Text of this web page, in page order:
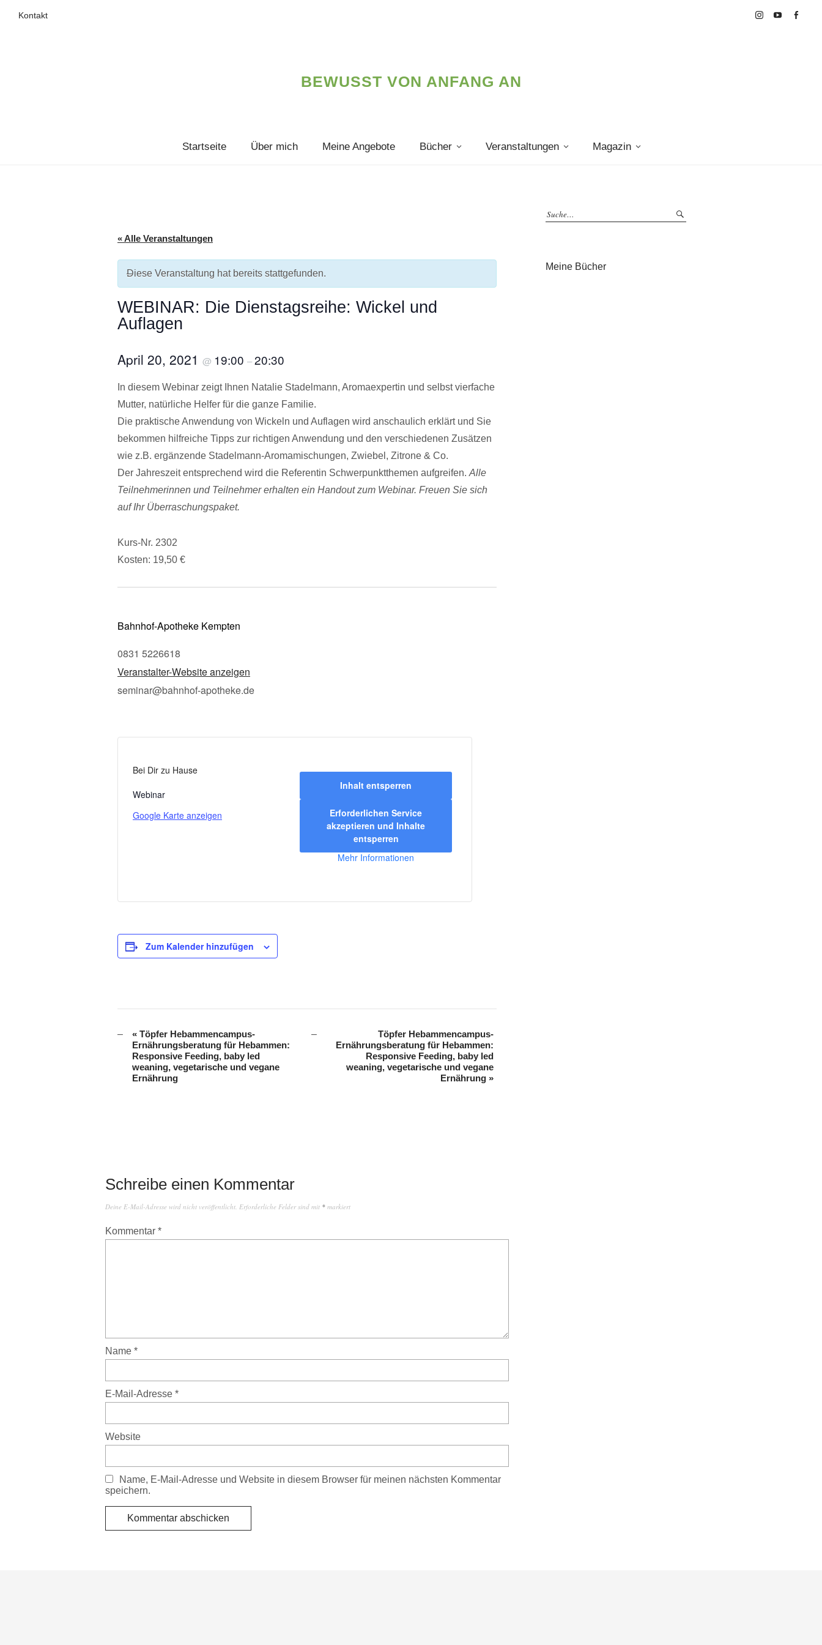
Kontakt
BEWUSST VON ANFANG AN
Startseite Über mich Meine Angebote Bücher Veranstaltungen Magazin
« Alle Veranstaltungen
Diese Veranstaltung hat bereits stattgefunden.
WEBINAR: Die Dienstagsreihe: Wickel und
Auflagen
April 20, 2021 @ 19:00 –20:30
In diesem Webinar zeigt Ihnen Natalie Stadelmann, Aromaexpertin und selbst vierfache
Mutter, natürliche Helfer für die ganze Familie.
Die praktische Anwendung von Wickeln und Auflagen wird anschaulich erklärt und Sie
bekommen hilfreiche Tipps zur richtigen Anwendung und den verschiedenen Zusätzen
wie z.B. ergänzende Stadelmann-Aromamischungen, Zwiebel, Zitrone & Co.
Der Jahreszeit entsprechend wird die Referentin Schwerpunktthemen aufgreifen. Alle
Teilnehmerinnen und Teilnehmer erhalten ein Handout zum Webinar. Freuen Sie sich
auf Ihr Überraschungspaket.
Kurs-Nr. 2302
Kosten: 19,50 €
Bahnhof-Apotheke Kempten
0831 5226618
Veranstalter-Website anzeigen
seminar@bahnhof-apotheke.de
Bei Dir zu Hause
Webinar
Google Karte anzeigen
Inhalt entsperren
Erforderlichen Service
akzeptieren und Inhalte
entsperren
Mehr Informationen
Zum Kalender hinzufügen
Veranstaltung-
Navigation
« Töpfer Hebammencampus-
Ernährungsberatung für Hebammen:
Responsive Feeding, baby led
weaning, vegetarische und vegane
Ernährung
Töpfer Hebammencampus-
Ernährungsberatung für Hebammen:
Responsive Feeding, baby led
weaning, vegetarische und vegane
Ernährung »
Schreibe einen Kommentar
Deine E-Mail-Adresse wird nicht veröffentlicht. Erforderliche Felder sind mit * markiert
Kommentar *
Name *
E-Mail-Adresse *
Website
Name, E-Mail-Adresse und Website in diesem Browser für meinen nächsten Kommentar
speichern.
Meine Bücher